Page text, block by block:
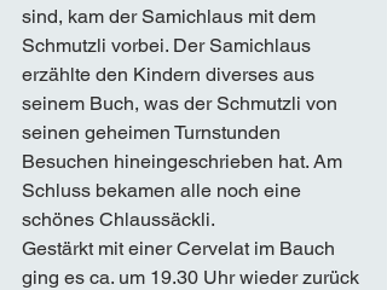
sind, kam der Samichlaus mit dem
Schmutzli vorbei. Der Samichlaus
erzählte den Kindern diverses aus
seinem Buch, was der Schmutzli von
seinen geheimen Turnstunden
Besuchen hineingeschrieben hat. Am
Schluss bekamen alle noch eine
schönes Chlaussäckli.
Gestärkt mit einer Cervelat im Bauch
ging es ca. um 19.30 Uhr wieder zurück